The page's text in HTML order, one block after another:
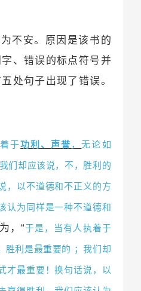
不安。原因是该书的
、错误的标点符号并
处句子出现了错误。
于功利、声誉，无论如
们却应该说，不，胜利的
，以不道德和不正义的方
认为同样是一种不道德和
，“于是，当有人执着于
胜利是最重要的 ；我们却
才最重要！换句话说，以